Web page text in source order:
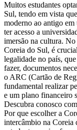
Muitos estudantes
Sul, tendo em vista
moderno ao antigo
ter acesso a
imersão na cultura.
Coreia do Sul, é
legalidade no país,
fazer, documentos
o ARC (Cartão de
fundamental realizar
e um plano financeiro
Descubra conosco
Por que escolher a
intercâmbio na Coreia